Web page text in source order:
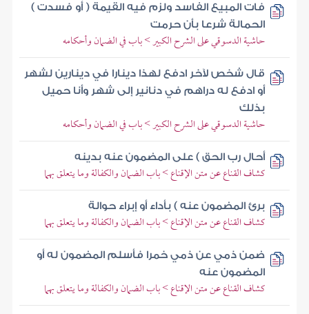
فات المبيع الفاسد ولزم فيه القيمة ( أو فسدت )
الحمالة شرعا بأن حرمت
حاشية الدسوقي على الشرح الكبير > باب في الضمان وأحكامه
قال شخص لآخر ادفع لهذا دينارا في دينارين لشهر
أو ادفع له دراهم في دنانير إلى شهر وأنا حميل
بذلك
حاشية الدسوقي على الشرح الكبير > باب في الضمان وأحكامه
أحال رب الحق ) على المضمون عنه بدينه
كشاف القناع عن متن الإقناع > باب الضمان والكفالة وما يتعلق بهما
برئ المضمون عنه ) بأداء أو إبراء حوالة
كشاف القناع عن متن الإقناع > باب الضمان والكفالة وما يتعلق بهما
ضمن ذمي عن ذمي خمرا فأسلم المضمون له أو
المضمون عنه
كشاف القناع عن متن الإقناع > باب الضمان والكفالة وما يتعلق بهما